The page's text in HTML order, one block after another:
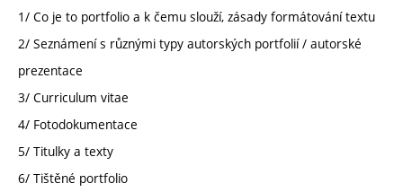
1/ Co je to portfolio a k čemu slouží, zásady formátování textu
2/ Seznámení s různými typy autorských portfolií / autorské
prezentace
3/ Curriculum vitae
4/ Fotodokumentace
5/ Titulky a texty
6/ Tištěné portfolio